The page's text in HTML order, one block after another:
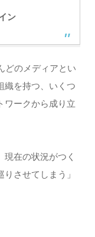
ン
どのメディアとい
織を持つ、いくつ
ワークから成り立
在の状況がつく
させてしまう」